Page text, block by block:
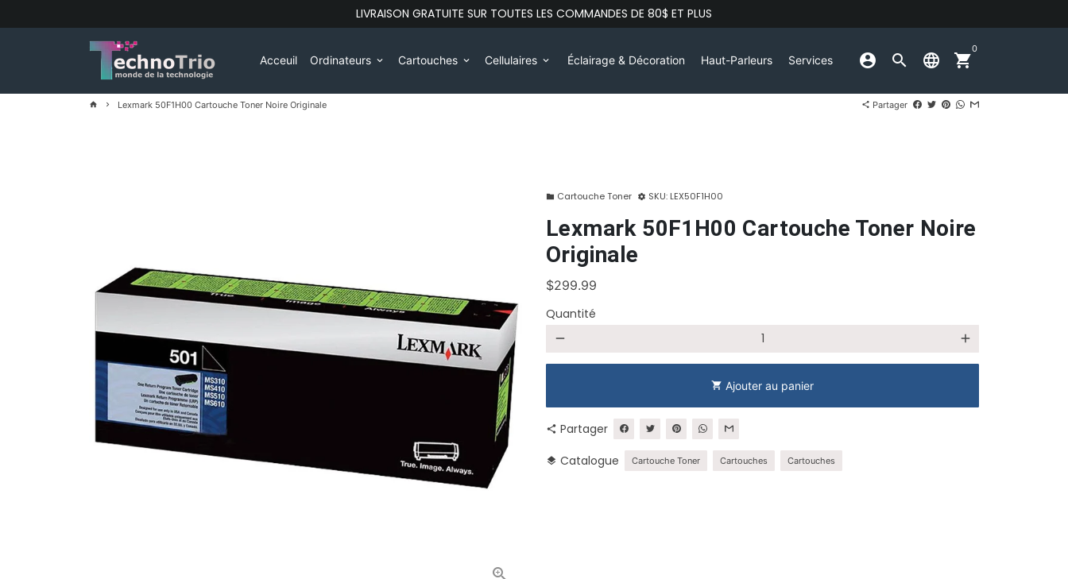
au
LIVRAISON GRATUITE SUR TOUTES LES COMMANDES DE 80$ ET PLUS
Acceuil Ordinateurs keyboard_arrow_down Cartouches keyboard_arrow_down Cellulaires keyboard_arrow_down Éclairage & Décoration Haut-Parleurs Services account_circle search language shopping_cart
0
home keyboard_arrow_right Lexmark 50F1H00 Cartouche Toner Noire Originale share Partager
folder Cartouche Toner settings SKU: LEX50F1H00
Lexmark 50F1H00 Cartouche Toner Noire
Originale
$299.99
Quantité
remove add
shopping_cart Ajouter au panier
share Partager
layers Catalogue Cartouche Toner Cartouches Cartouches